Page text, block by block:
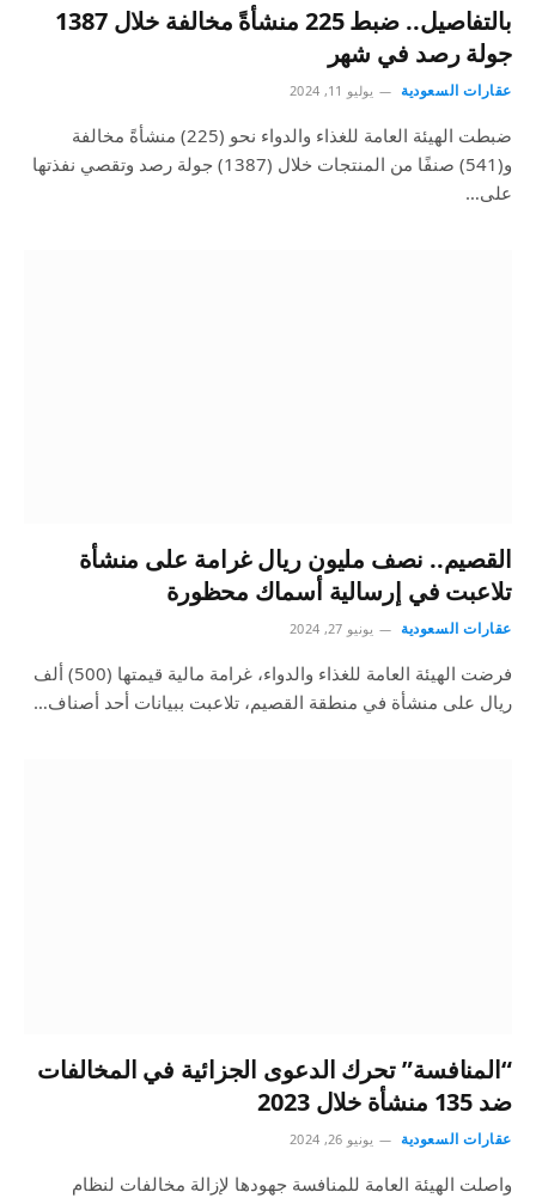
بالتفاصيل.. ضبط 225 منشأةً مخالفة خلال 1387
جولة رصد في شهر
عقارات السعودية يوليو 11, 2024
ضبطت الهيئة العامة للغذاء والدواء نحو (225) منشأةً مخالفة
و(541) صنفًا من المنتجات خلال (1387) جولة رصد وتقصي نفذتها
على…
القصيم.. نصف مليون ريال غرامة على منشأة
تلاعبت في إرسالية أسماك محظورة
عقارات السعودية يونيو 27, 2024
فرضت الهيئة العامة للغذاء والدواء، غرامة مالية قيمتها (500) ألف
ريال على منشأة في منطقة القصيم، تلاعبت ببيانات أحد أصناف…
“المنافسة” تحرك الدعوى الجزائية في المخالفات
ضد 135 منشأة خلال 2023
عقارات السعودية يونيو 26, 2024
واصلت الهيئة العامة للمنافسة جهودها لإزالة مخالفات لنظام